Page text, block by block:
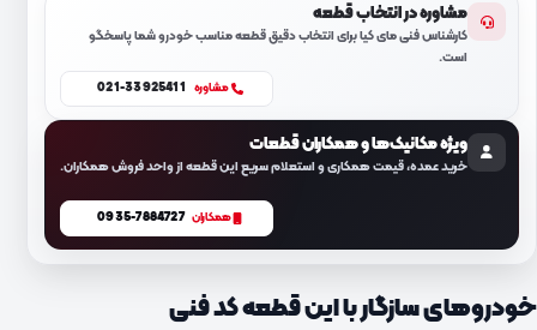
مشاوره در انتخاب قطعه
کارشناس فنی مای کیا برای انتخاب دقیق قطعه مناسب خودرو شما پاسخگو
است.
مشاوره 021-33925411
ویژه مکانیک‌ها و همکاران قطعات
خرید عمده، قیمت همکاری و استعلام سریع این قطعه از واحد فروش همکاران.
همکاران 0935-7884727
خودروهای سازگار با این قطعه کد فنی